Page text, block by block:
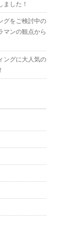
した！
グをご検討中の
マンの観点から
ングに大人気の